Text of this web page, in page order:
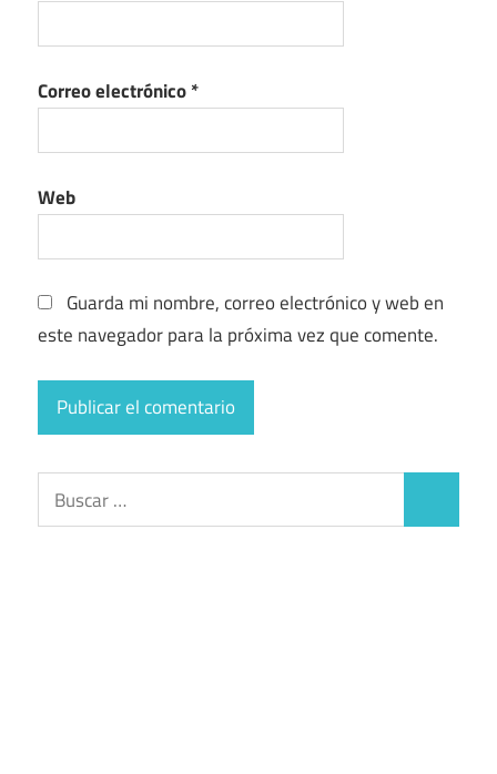
Correo electrónico*
Web
Guarda mi nombre, correo electrónico y web en
este navegador para la próxima vez que comente.
Buscar: